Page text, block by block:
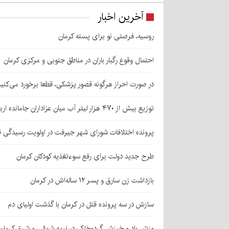
آخرین اخبار
روسیه، فرصتی نو برای پسته کرمان
احتمال وقوع رگبار باران در مناطق جنوبی و مرکزی کرمان
در صورت احراز هرگونه قصور پزشکی، قطعا برخورد
توزیع بیش از ۴۷۰ هزار لیتر آب میان عزاداران جامانده اربعین در کرمان
پرونده اختلافات شورای شهر جیرفت در اولویت
طرح جدید دولت برای رفع سوءتغذیه کودکان کرمان
بازداشت زن سارق و پسر ۱۲ ساله‌اش در کرمان
سازش در سه پرونده قتل در کرمان با گذشت اولیای دم